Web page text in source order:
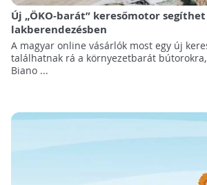
Új „ÖKO-barát” keresőmotor
lakberendezésben
A magyar online vásárlók most egy új
találhatnak rá a környezetbarát
Biano ...